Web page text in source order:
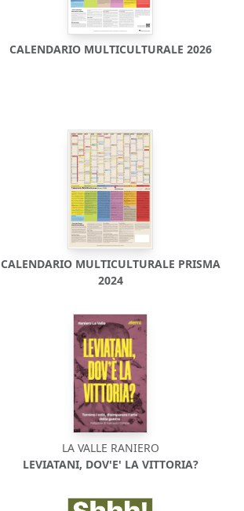
CALENDARIO MULTICULTURALE 2026
CALENDARIO MULTICULTURALE PRISMA
2024
LA VALLE RANIERO
LEVIATANI, DOV'E' LA VITTORIA?